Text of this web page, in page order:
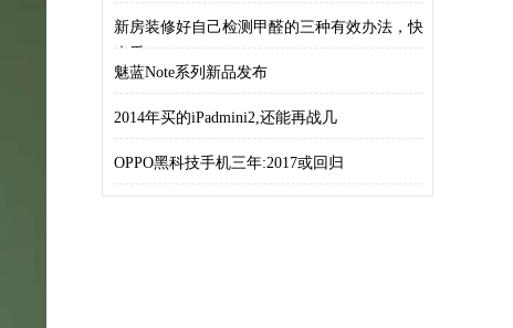
新房装修好自己检测甲醛的三种有效办法，快
来看
魅蓝Note系列新品发布
2014年买的iPadmini2,还能再战几
OPPO黑科技手机三年:2017或回归